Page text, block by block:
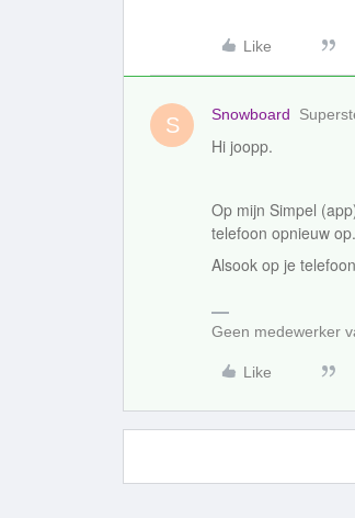
Like
S Snowboard
Hi joopp.
Op mijn Simpel
telefoon opnieuw op.
Alsook op je
Geen medewerker
Like